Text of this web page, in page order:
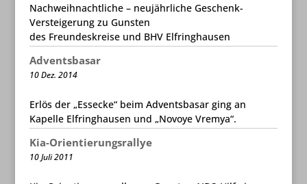
Nachweihnachtliche – neujährliche Geschenk-
Versteigerung zu Gunsten
des Freundeskreise und BHV Elfringhausen
Adventsbasar
10 Dez. 2014
Erlös der „Essecke“ beim Adventsbasar ging an
Kapelle Elfringhausen und „Novoye Vremya“.
Kia-Orientierungsrallye
10 Juli 2011